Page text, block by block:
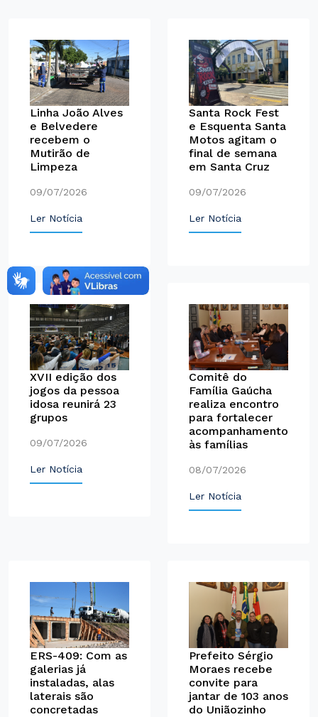
Linha João Alves
e Belvedere
recebem o
Mutirão de
Limpeza
09/07/2026
Ler Notícia
Santa Rock Fest
e Esquenta Santa
Motos agitam o
final de semana
em Santa Cruz
09/07/2026
Ler Notícia
XVII edição dos
jogos da pessoa
idosa reunirá 23
grupos
09/07/2026
Ler Notícia
Comitê do
Família Gaúcha
realiza encontro
para fortalecer
acompanhamento
às famílias
08/07/2026
Ler Notícia
ERS-409: Com as
galerias já
instaladas, alas
laterais são
concretadas
Prefeito Sérgio
Moraes recebe
convite para
jantar de 103 anos
do Uniãozinho